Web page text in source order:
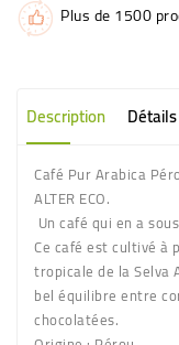
Plus de 1500
Description Détails
Café Pur Arabica
ALTER ECO.
Un café qui en a
Ce café est cultivé à
tropicale de la Selva
bel équilibre entre
chocolatées.